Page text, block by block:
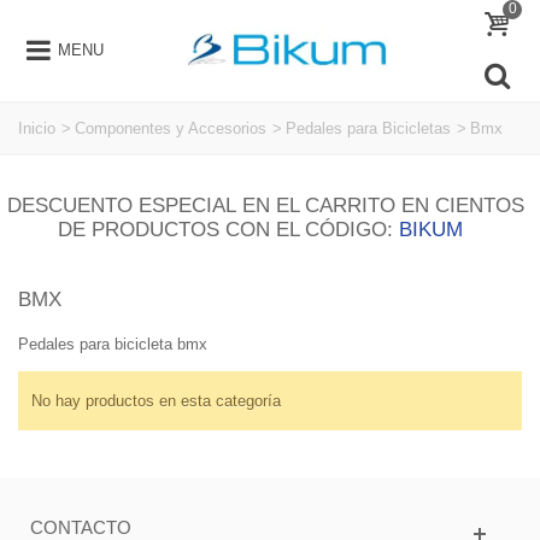
MENU
0
Inicio > Componentes y Accesorios > Pedales para Bicicletas > Bmx
DESCUENTO ESPECIAL EN EL CARRITO EN CIENTOS
DE PRODUCTOS CON EL CÓDIGO: BIKUM
BMX
Pedales para bicicleta bmx
No hay productos en esta categoría
CONTACTO